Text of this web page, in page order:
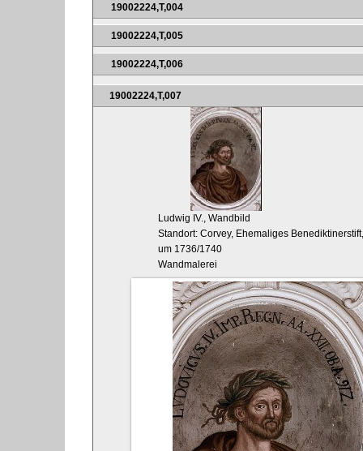
19002224,T,004
19002224,T,005
19002224,T,006
19002224,T,007
Ludwig IV., Wandbild
Standort: Corvey, Ehemaliges
um 1736/1740
Wandmalerei